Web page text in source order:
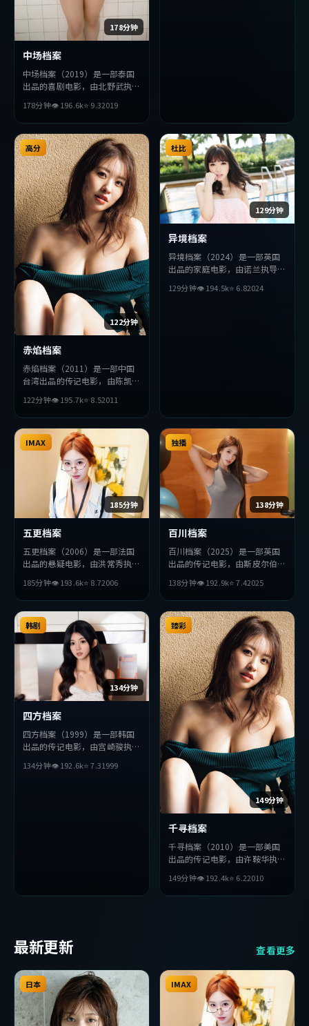
178分钟
中场档案
中场档案（2019）是一部泰国
出品的喜剧电影，由北野武执
主演。影片在叙事与视听上力求
突破，探讨人性与抉择，节奏张
弛有度，适合喜欢该类型的观众
完整观看。
178分钟👁196.6k⭐ 9.32019
122分钟
高分
赤焰档案
赤焰档案（2011）是一部中国
台湾出品的传记电影，由陈凯歌
等主演。影片在叙事与视听上力
求突破，探讨人性与抉择，节奏
张弛有度，适合喜欢该类型的观
众完整观看。
122分钟👁195.7k⭐ 8.52011
129分钟
杜比
异境档案
异境档案（2024）是一部英国
出品的家庭电影，由诺兰执导，
片在叙事与视听上力求突破，探
129分钟👁194.5k⭐ 6.82024
185分钟
IMAX
五更档案
五更档案（2006）是一部法国
出品的悬疑电影，由洪常秀执
主演。影片在叙事与视听上力求
突破，探讨人性与抉择，节奏张
弛有度，适合喜欢该类型的观众
完整观看。
185分钟👁193.6k⭐ 8.72006
138分钟
独播
百川档案
百川档案（2025）是一部英国
出品的传记电影，由斯皮尔伯格
黄政民等主演。影片在叙事与视
听上力求突破，探讨人性与抉
择，节奏张弛有度，适合喜欢该
类型的观众完整观看。
138分钟👁192.9k⭐7.42025
134分钟
韩剧
四方档案
四方档案（1999）是一部韩国
出品的传记电影，由宫崎骏执
主演。影片在叙事与视听上力求
134分钟👁192.6k⭐7.31999
149分钟
臻彩
千寻档案
千寻档案（2010）是一部美国
出品的传记电影，由许鞍华执
演。影片在叙事与视听上力求突
破，探讨人性与抉择，节奏张弛
149分钟👁192.4k⭐ 6.22010
最新更新 查看更多
日本 IMAX